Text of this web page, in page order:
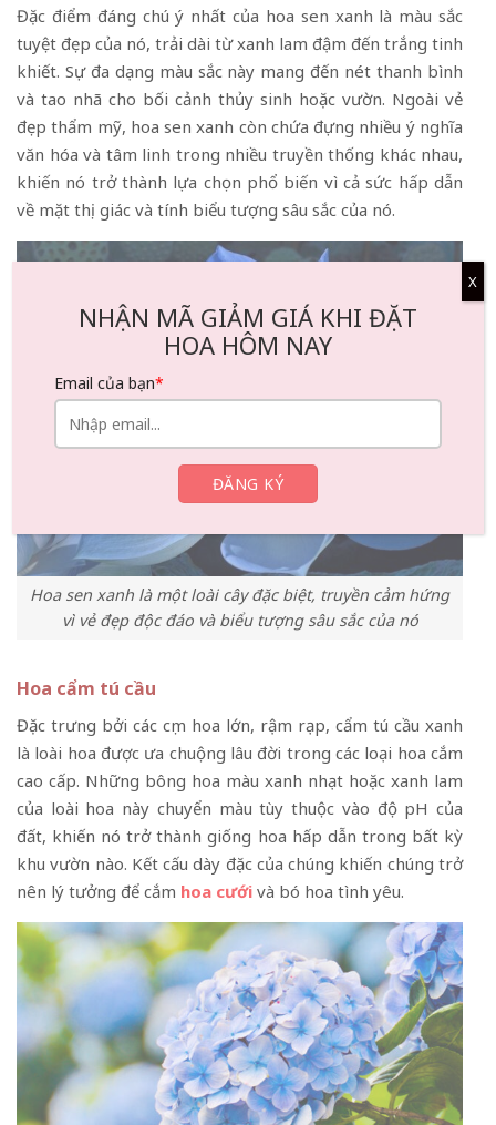
Đặc điểm đáng chú ý nhất của hoa sen xanh là màu sắc
tuyệt đẹp của nó, trải dài từ xanh lam đậm đến trắng tinh
khiết. Sự đa dạng màu sắc này mang đến nét thanh bình
và tao nhã cho bối cảnh thủy sinh hoặc vườn. Ngoài vẻ
đẹp thẩm mỹ, hoa sen xanh còn chứa đựng nhiều ý nghĩa
văn hóa và tâm linh trong nhiều truyền thống khác nhau,
khiến nó trở thành lựa chọn phổ biến vì cả sức hấp dẫn
về mặt thị giác và tính biểu tượng sâu sắc của nó.
Hoa sen xanh là một loài cây đặc biệt, truyền cảm hứng
vì vẻ đẹp độc đáo và biểu tượng sâu sắc của nó
Hoa cẩm tú cầu
Đặc trưng bởi các cụm hoa lớn, rậm rạp, cẩm tú cầu xanh
là loài hoa được ưa chuộng lâu đời trong các loại hoa cắm
cao cấp. Những bông hoa màu xanh nhạt hoặc xanh lam
của loài hoa này chuyển màu tùy thuộc vào độ pH của
đất, khiến nó trở thành giống hoa hấp dẫn trong bất kỳ
khu vườn nào. Kết cấu dày đặc của chúng khiến chúng trở
nên lý tưởng để cắm hoa cưới và bó hoa tình yêu.
NHẬN MÃ GIẢM GIÁ KHI ĐẶT
HOA HÔM NAY
Email của bạn*
X